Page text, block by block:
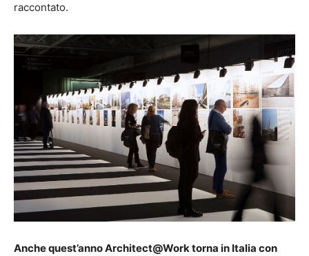
raccontato.
Anche quest’anno Architect@Work torna in Italia con